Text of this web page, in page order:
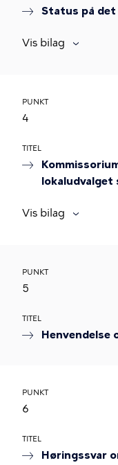
Status på det
Vis bilag
PUNKT
4
TITEL
lokaludvalget
Vis bilag
PUNKT
5
TITEL
Henvendelse
PUNKT
6
TITEL
Høringssvar